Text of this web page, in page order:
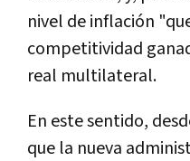
nivel de inflación
competitividad
real multilateral.
En este sentido,
que la nueva